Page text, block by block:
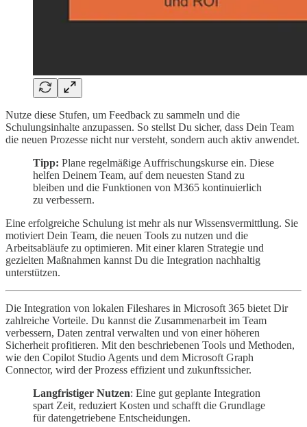
Nutze diese Stufen, um Feedback zu sammeln und die
Schulungsinhalte anzupassen. So stellst Du sicher, dass Dein Team
die neuen Prozesse nicht nur versteht, sondern auch aktiv anwendet.
Tipp: Plane regelmäßige Auffrischungskurse ein. Diese
helfen Deinem Team, auf dem neuesten Stand zu
bleiben und die Funktionen von M365 kontinuierlich
zu verbessern.
Eine erfolgreiche Schulung ist mehr als nur Wissensvermittlung. Sie
motiviert Dein Team, die neuen Tools zu nutzen und die
Arbeitsabläufe zu optimieren. Mit einer klaren Strategie und
gezielten Maßnahmen kannst Du die Integration nachhaltig
unterstützen.
Die Integration von lokalen Fileshares in Microsoft 365 bietet Dir
zahlreiche Vorteile. Du kannst die Zusammenarbeit im Team
verbessern, Daten zentral verwalten und von einer höheren
Sicherheit profitieren. Mit den beschriebenen Tools und Methoden,
wie den Copilot Studio Agents und dem Microsoft Graph
Connector, wird der Prozess effizient und zukunftssicher.
Langfristiger Nutzen: Eine gut geplante Integration
spart Zeit, reduziert Kosten und schafft die Grundlage
für datengetriebene Entscheidungen.